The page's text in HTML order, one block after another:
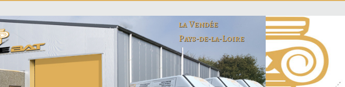
la Vendée
Pays-de-la-Loire